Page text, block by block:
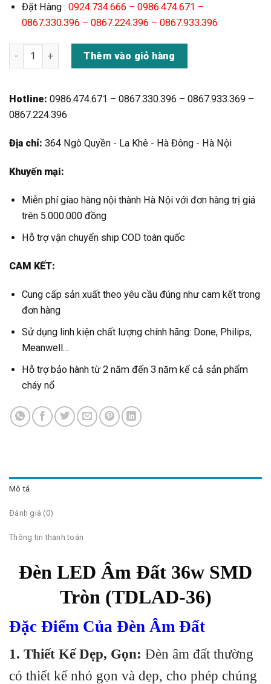
Đặt Hàng :0924.734.666 – 0986.474.671 –
0867.330.396 – 0867.224.396 – 0867.933.396
Đèn LED Âm Đất 36w SMD Tròn (TDLAD-36) số lượng
Thêm vào giỏ hàng
Hotline: 0986.474.671 – 0867.330.396 – 0867.933.369 –
0867.224.396
Địa chỉ: 364 Ngô Quyền - La Khê - Hà Đông - Hà Nội
Khuyến mại:
Miễn phí giao hàng nội thành Hà Nội với đơn hàng trị giá
trên 5.000.000 đồng
Hỗ trợ vận chuyển ship COD toàn quốc
CAM KẾT:
Cung cấp sản xuất theo yêu cầu đúng như cam kết trong
đơn hàng
Sử dụng linh kiện chất lượng chính hãng: Done, Philips,
Meanwell…
Hỗ trợ bảo hành từ 2 năm đến 3 năm kể cả sản phẩm
cháy nổ
Mô tả
Đánh giá (0)
Thông tin thanh toán
Đèn LED Âm Đất 36w SMD
Tròn (TDLAD-36)
Đặc Điểm Của Đèn Âm Đất
1. Thiết Kế Dẹp, Gọn: Đèn âm đất thường
có thiết kế nhỏ gọn và dẹp, cho phép chúng